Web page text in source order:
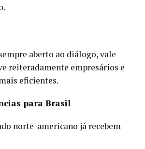
aberto ao diálogo, vale
reiteradamente empresários e
eficientes.
para Brasil
norte-americano já recebem